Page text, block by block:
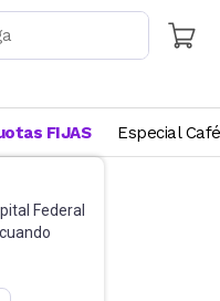
Federal
FIJAS Especial Café